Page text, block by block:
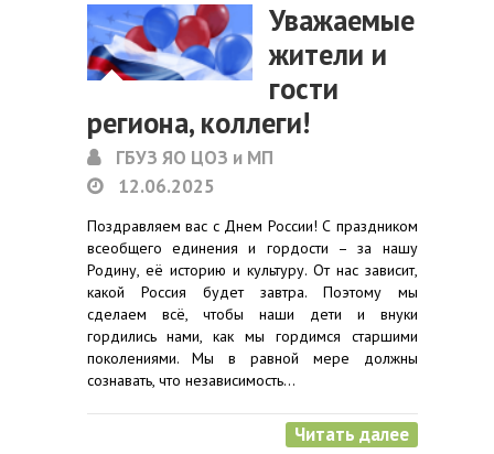
Уважаемые
жители и
гости
региона, коллеги!
ГБУЗ ЯО ЦОЗ и МП
12.06.2025
Поздравляем вас с Днем России! С праздником
всеобщего единения и гордости – за нашу
Родину, её историю и культуру. От нас зависит,
какой Россия будет завтра. Поэтому мы
сделаем всё, чтобы наши дети и внуки
гордились нами, как мы гордимся старшими
поколениями. Мы в равной мере должны
сознавать, что независимость…
Читать далее